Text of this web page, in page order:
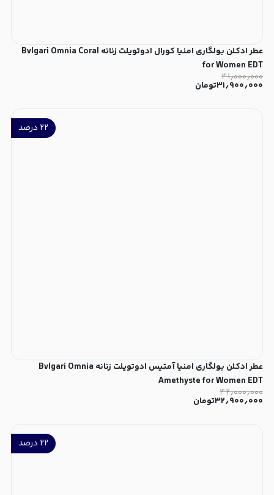
عطر ادکلن بولگاری امنیا کورال ادوتویلت زنانه Bvlgari Omnia Coral
for Women EDT
۴۱٫۰۰۰٫۰۰۰
۳۱٫۹۰۰٫۰۰۰تومان
۲۲ درصد
عطر ادکلن بولگاری امنیا آمتیس ادوتویلت زنانه Bvlgari Omnia
Amethyste for Women EDT
۴۲٫۰۰۰٫۰۰۰
۳۲٫۹۰۰٫۰۰۰تومان
۲۲ درصد